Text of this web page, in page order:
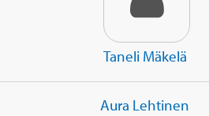
Taneli Mäkelä
Aura Lehtinen